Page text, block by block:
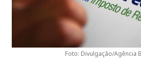
Foto: Divulgação/Agência